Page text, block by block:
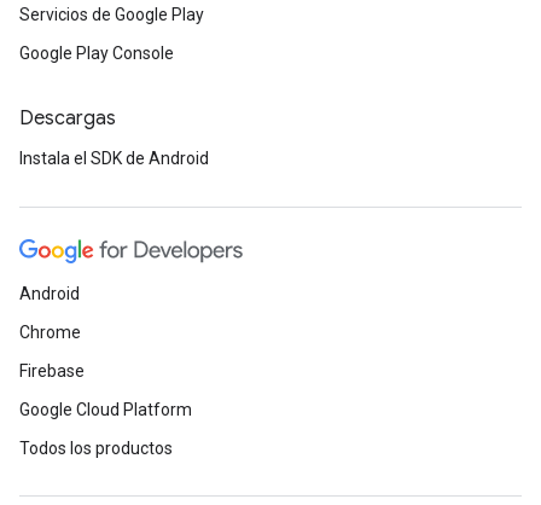
Servicios de Google Play
Google Play Console
Descargas
Instala el SDK de Android
Android
Chrome
Firebase
Google Cloud Platform
Todos los productos